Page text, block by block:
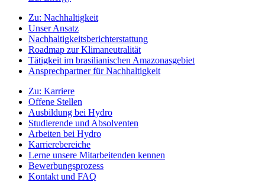
Zu: Nachhaltigkeit
Unser Ansatz
Nachhaltigkeitsberichterstattung
Roadmap zur Klimaneutralität
Tätigkeit im brasilianischen Amazonasgebiet
Ansprechpartner für Nachhaltigkeit
Zu: Karriere
Offene Stellen
Ausbildung bei Hydro
Studierende und Absolventen
Arbeiten bei Hydro
Karrierebereiche
Lerne unsere Mitarbeitenden kennen
Bewerbungsprozess
Kontakt und FAQ